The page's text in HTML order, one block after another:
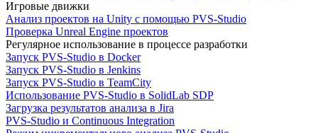
Игровые движки
Анализ проектов на Unity с помощью PVS-Studio
Проверка Unreal Engine проектов
Регулярное использование в процессе разработки
Запуск PVS-Studio в Docker
Запуск PVS-Studio в Jenkins
Запуск PVS-Studio в TeamCity
Использование PVS-Studio в SolidLab SDP
Загрузка результатов анализа в Jira
PVS-Studio и Continuous Integration